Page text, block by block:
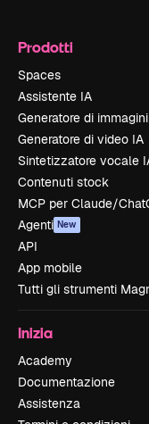
Prodotti
Spaces
Assistente IA
Generatore di
Generatore di video IA
Sintetizzatore vocale
Contenuti stock
MCP per Claude/
Agenti New
API
App mobile
Tutti gli strumenti
Inizia
Academy
Documentazione
Assistenza